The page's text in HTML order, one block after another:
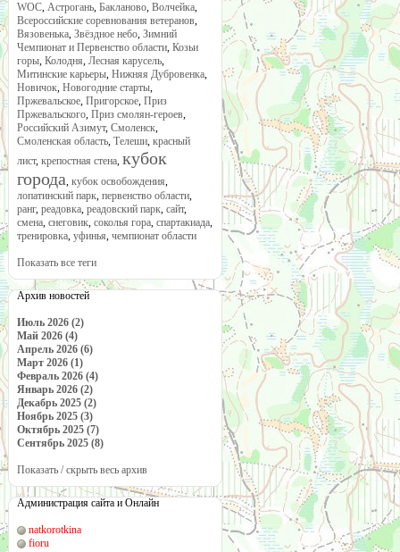
WOC, Астрогань, Бакланово, Волчейка,
Всероссийские соревнования ветеранов,
Вязовенька, Звёздное небо, Зимний
Чемпионат и Первенство области, Козьи
горы, Колодня, Лесная карусель,
Митинские карьеры, Нижняя Дубровенка,
Новичок, Новогодние старты,
Пржевальское, Пригорское, Приз
Пржевальского, Приз смолян-героев,
Российский Азимут, Смоленск,
Смоленская область, Телеши, красный
лист, крепостная стена, кубок
города, кубок освобождения,
лопатинский парк, первенство области,
ранг, реадовка, реадовский парк, сайт,
смена, снеговик, соколья гора, спартакиада,
тренировка, уфинья, чемпионат области
Показать все теги
Архив новостей
Июль 2026 (2)
Май 2026 (4)
Апрель 2026 (6)
Март 2026 (1)
Февраль 2026 (4)
Январь 2026 (2)
Декабрь 2025 (2)
Ноябрь 2025 (3)
Октябрь 2025 (7)
Сентябрь 2025 (8)
Показать / скрыть весь архив
Администрация сайта и Онлайн
natkorotkina
fioru